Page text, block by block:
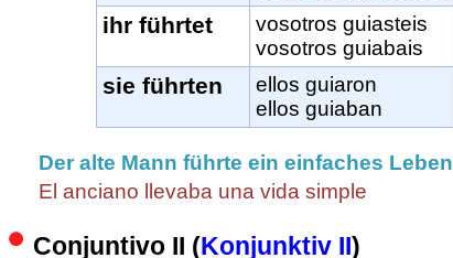
ihr führtet
vosotros guiasteis
vosotros guiabais
sie führten
ellos guiaron
ellos guiaban
Der alte Mann führte ein einfaches Leben
El anciano llevaba una vida simple
Conjuntivo II (Konjunktiv II)